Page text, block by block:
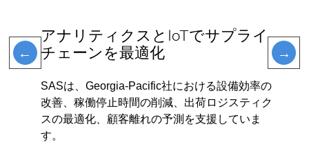
アナリティクスとIoTでサプライ
チェーンを最適化
SASは、Georgia-Pacific社における設備効率の
改善、稼働停止時間の削減、出荷ロジスティク
スの最適化、顧客離れの予測を支援していま
す。